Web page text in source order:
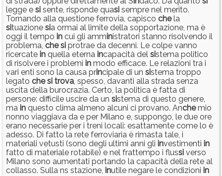
legge e si sente, risponde quasi sempre nel merito.
Tornando alla questione ferrovia, capisco chela
situazione sia ormai al limite della sopportazione, ma è
oggi il tempo in cui gli amministratori stanno risolvendo il
problema, che si protrae da decenni. Le colpe vanno
ricercate in quella eterna incapacità del sistema politico
di risolvere i problemi in modo efficace. Le relazioni tra i
vari enti sono la causa principale di un sistema troppo
legato che si trova, spesso, davanti alla strada senza
uscita della burocrazia. Certo, la politica è fatta di
persone: difficile uscire da un sistema di questo genere,
ma in questo clima almeno alcuni ci provano. Anchemio
nonno viaggiava da e per Milano e, suppongo, le due ore
erano necessarie per i treni locali: esattamente come lo è
adesso. Di fatto la rete ferroviaria è rimasta tale, i
materiali vetusti (sono degli ultimi anni gli investimenti in
fatto di materiale rotabile) e nel frattempo i flussi verso
Milano sono aumentati portando la capacità della rete al
collasso. Sulla ns stazione, inutile negare le condizioni in